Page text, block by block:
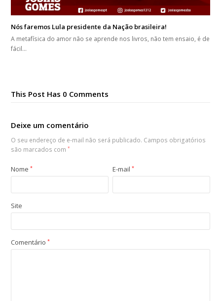
Nós faremos Lula presidente da Nação brasileira!
A metafísica do amor não se aprende nos livros, não tem ensaio, é de
fácil…
This Post Has 0 Comments
Deixe um comentário
O seu endereço de e-mail não será publicado. Campos obrigatórios
são marcados com*
Nome* E-mail*
Site
Comentário*